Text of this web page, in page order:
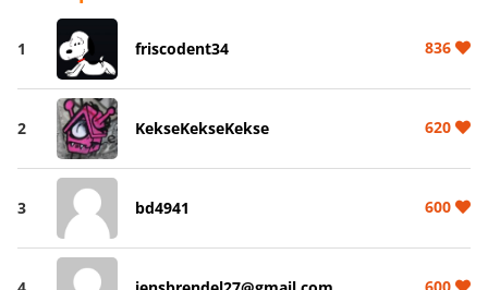
1 friscodent34 836
2 KekseKekseKekse 620
3 bd4941 600